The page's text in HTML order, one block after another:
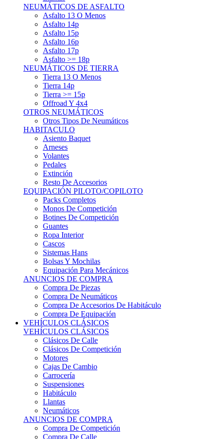
Asfalto 13 O Menos
Asfalto 14p
Asfalto 15p
Asfalto 16p
Asfalto 17p
Asfalto >= 18p
NEUMÁTICOS DE TIERRA
Tierra 13 O Menos
Tierra 14p
Tierra >= 15p
Offroad Y 4x4
OTROS NEUMÁTICOS
Otros Tipos De Neumáticos
HABITACULO
Asiento Baquet
Arneses
Volantes
Pedales
Extinción
Resto De Accesorios
EQUIPACIÓN PILOTO/COPILOTO
Packs Completos
Monos De Competición
Botines De Competición
Guantes
Ropa Interior
Cascos
Sistemas Hans
Bolsas Y Mochilas
Equipación Para Mecánicos
ANUNCIOS DE COMPRA
Compra De Piezas
Compra De Neumáticos
Compra De Accesorios De Habitáculo
Compra De Equipación
VEHÍCULOS CLÁSICOS
VEHÍCULOS CLÁSICOS
Clásicos De Calle
Clásicos De Competición
Motores
Cajas De Cambio
Carrocería
Suspensiones
Habitáculo
Llantas
Neumáticos
ANUNCIOS DE COMPRA
Compra De Competición
Compra De Calle
Compra De Piezas